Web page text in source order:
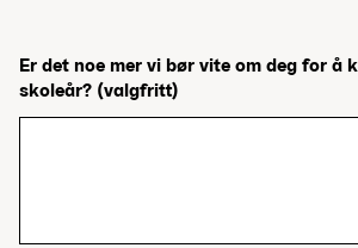
Er det noe mer vi bør vite om deg for å
skoleår? (valgfritt)